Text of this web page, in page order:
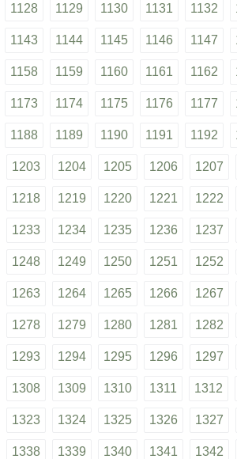
1128 1129 1130 1131 1132
1143 1144 1145 1146 1147
1158 1159 1160 1161 1162
1173 1174 1175 1176 1177
1188 1189 1190 1191 1192
1203 1204 1205 1206 1207
1218 1219 1220 1221 1222
1233 1234 1235 1236 1237
1248 1249 1250 1251 1252
1263 1264 1265 1266 1267
1278 1279 1280 1281 1282
1293 1294 1295 1296 1297
1308 1309 1310 1311 1312
1323 1324 1325 1326 1327
1338 1339 1340 1341 1342